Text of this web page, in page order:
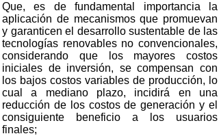
Que, es de fundamental importancia la
aplicación de mecanismos que promuevan
y garanticen el desarrollo sustentable de las
tecnologías renovables no convencionales,
considerando que los mayores costos
iniciales de inversión, se compensan con
los bajos costos variables de producción, lo
cual a mediano plazo, incidirá en una
reducción de los costos de generación y el
consiguiente beneficio a los usuarios
finales;